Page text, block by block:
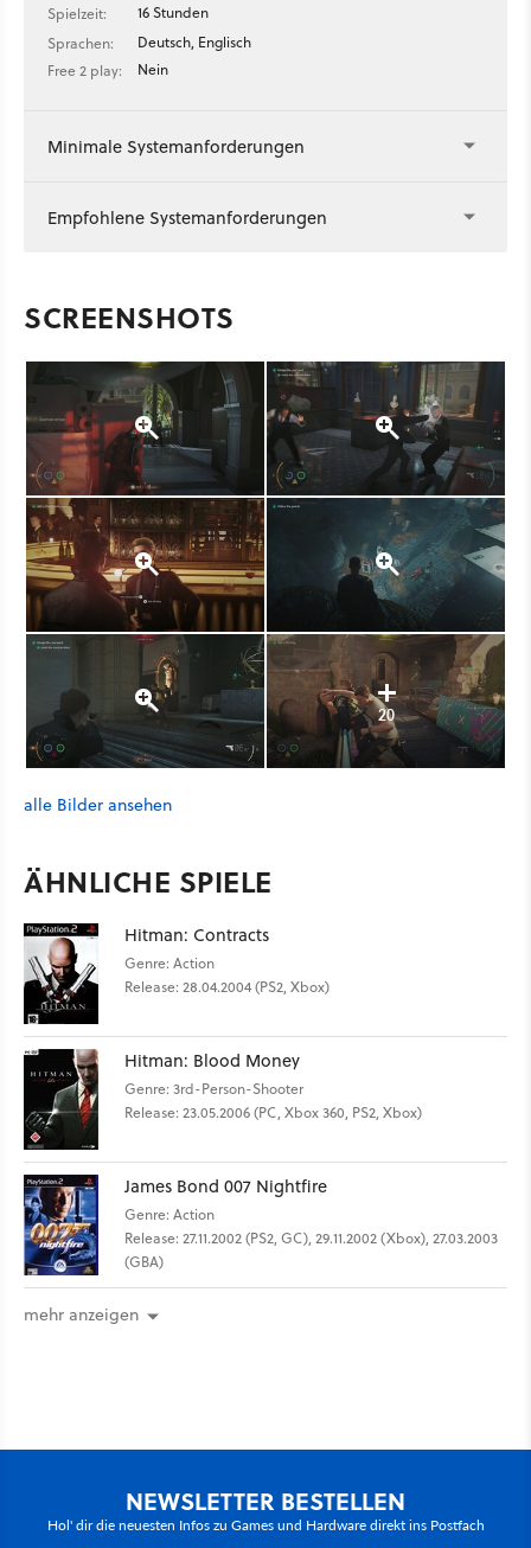
Spielzeit:
16 Stunden
Sprachen:
Deutsch, Englisch
Free 2 play:
Nein
Minimale Systemanforderungen
Empfohlene Systemanforderungen
SCREENSHOTS
20
alle Bilder ansehen
ÄHNLICHE SPIELE
Hitman: Contracts
Genre: Action
Release: 28.04.2004 (PS2, Xbox)
Hitman: Blood Money
Genre: 3rd-Person-Shooter
Release: 23.05.2006 (PC, Xbox 360, PS2, Xbox)
James Bond 007 Nightfire
Genre: Action
Release: 27.11.2002 (PS2, GC), 29.11.2002 (Xbox), 27.03.2003
(GBA)
mehr anzeigen
NEWSLETTER BESTELLEN
Hol' dir die neuesten Infos zu Games und Hardware direkt ins Postfach